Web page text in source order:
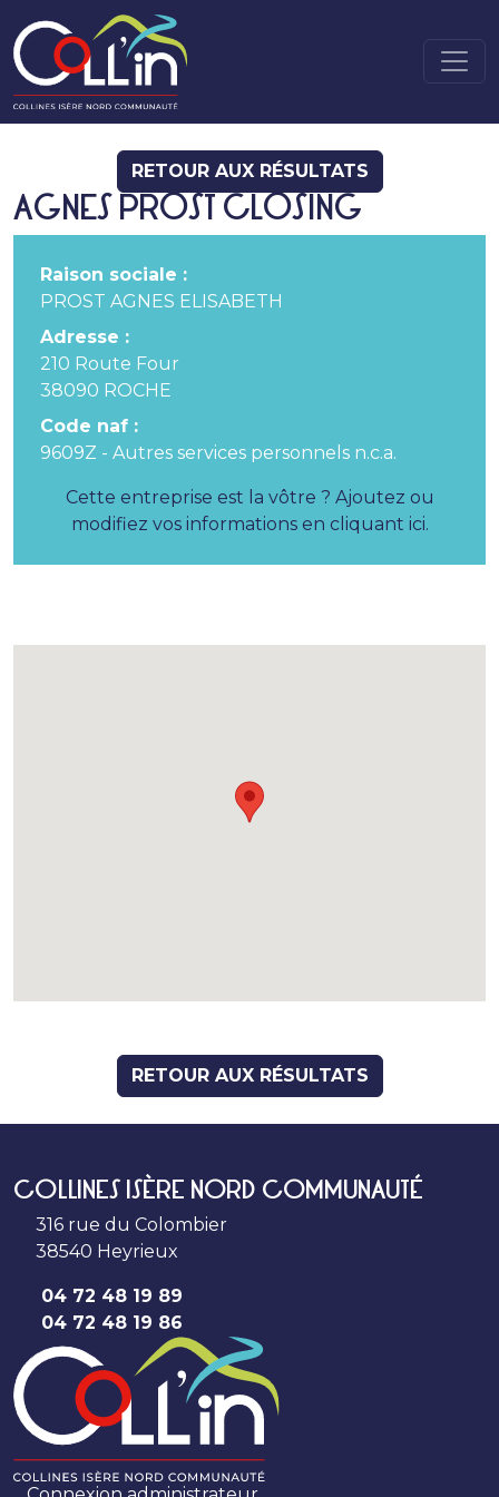
RETOUR AUX RÉSULTATS
AGNES PROST CLOSING
Raison sociale :
PROST AGNES ELISABETH
Adresse :
210 Route Four
38090 ROCHE
Code naf :
9609Z - Autres services personnels n.c.a.
Cette entreprise est la vôtre ? Ajoutez ou
modifiez vos informations en cliquant ici.
RETOUR AUX RÉSULTATS
COLLINES ISÈRE NORD COMMUNAUTÉ
316 rue du Colombier
38540 Heyrieux
04 72 48 19 89
04 72 48 19 86